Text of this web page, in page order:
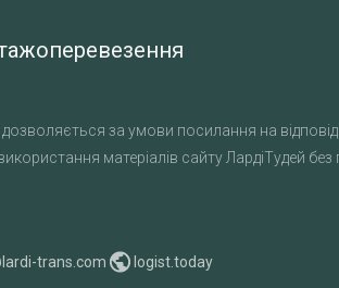
за умови посилання на
матеріалів сайту ЛардіТудей
trans.com logist.today